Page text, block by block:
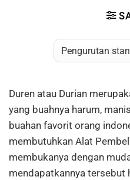
Duren atau Durian
yang buahnya harum,
buahan favorit orang
membutuhkan Alat
membukanya dengan
mendapatkannya tersebut